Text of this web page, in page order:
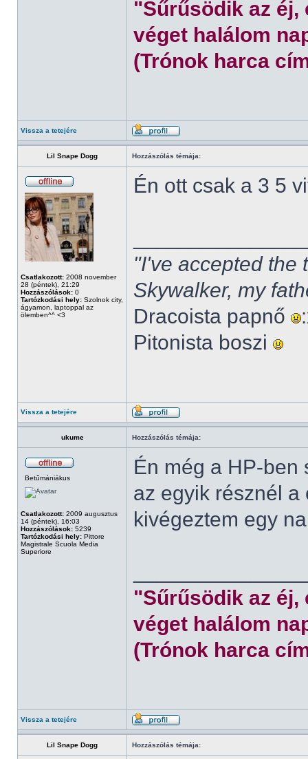
"Sűrűsödik az éj,
véget halálom
(Trónok harca
Vissza a tetejére
Lil Snape Dogg Hozzászólás témája:
Csatlakozott: 2008 november
28 (péntek), 21:29
Hozzászólások: 0
Tartózkodási hely: Szolnok city,
ágyamon, laptoppal az
ölemben^^ <3
Én ott csak a 3 5
"I've accepted the
Skywalker, my
Dracoista papnő
Pitonista boszi
Vissza a tetejére
ukume Hozzászólás témája:
Betűmániákus
Csatlakozott: 2009 augusztus
14 (péntek), 16:03
Hozzászólások: 5239
Tartózkodási hely: Pittore
Magistrale Scuola Media
Superiore
Én még a HP-ben
az egyik résznél
kivégeztem egy
"Sűrűsödik az éj,
véget halálom
(Trónok harca
Vissza a tetejére
Lil Snape Dogg Hozzászólás témája: